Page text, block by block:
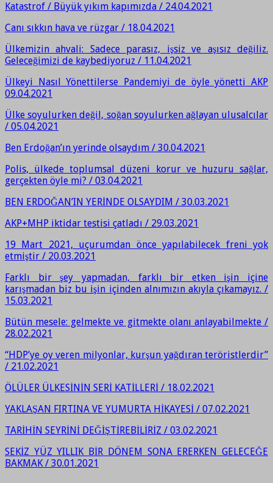
Katastrof / Büyük yıkım kapımızda / 24.04.2021
Canı sıkkın hava ve rüzgar / 18.04.2021
Ülkemizin ahvali: Sadece parasız, işsiz ve aşısız değiliz.
Geleceğimizi de kaybediyoruz / 11.04.2021
Ülkeyi Nasıl Yönettilerse Pandemiyi de öyle yönetti AKP
09.04.2021
Ülke soyulurken değil, soğan soyulurken ağlayan ulusalcılar
/ 05.04.2021
Ben Erdoğan’ın yerinde olsaydım / 30.04.2021
Polis, ülkede toplumsal düzeni korur ve huzuru sağlar,
gerçekten öyle mi? / 03.04.2021
BEN ERDOĞAN’IN YERİNDE OLSAYDIM / 30.03.2021
AKP+MHP iktidar testisi çatladı / 29.03.2021
19 Mart 2021, uçurumdan önce yapılabilecek freni yok
etmiştir / 20.03.2021
Farklı bir şey yapmadan, farklı bir etken işin içine
karışmadan biz bu işin içinden alnımızın akıyla çıkamayız. /
15.03.2021
Bütün mesele: gelmekte ve gitmekte olanı anlayabilmekte /
28.02.2021
“HDP’ye oy veren milyonlar, kurşun yağdıran teröristlerdir”
/ 21.02.2021
ÖLÜLER ÜLKESİNİN SERİ KATİLLERİ / 18.02.2021
YAKLAŞAN FIRTINA VE YUMURTA HİKAYESİ / 07.02.2021
TARİHİN SEYRİNİ DEĞİŞTİREBİLİRİZ / 03.02.2021
SEKİZ YÜZ YILLIK BİR DÖNEM SONA ERERKEN GELECEĞE
BAKMAK / 30.01.2021